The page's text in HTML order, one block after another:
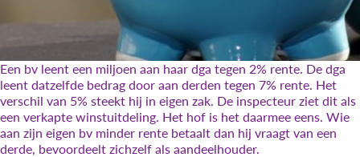
Een bv leent een miljoen aan haar dga tegen 2% rente. De dga
leent datzelfde bedrag door aan derden tegen 7% rente. Het
verschil van 5% steekt hij in eigen zak. De inspecteur ziet dit als
een verkapte winstuitdeling. Het hof is het daarmee eens. Wie
aan zijn eigen bv minder rente betaalt dan hij vraagt van een
derde, bevoordeelt zichzelf als aandeelhouder.